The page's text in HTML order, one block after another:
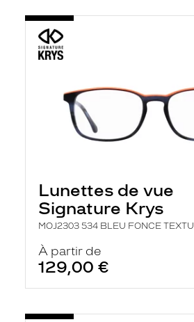
Lunettes de vue
Signature Krys
MOJ2303 534 BLEU FONCE TEXTU
À partir de
129,00 €